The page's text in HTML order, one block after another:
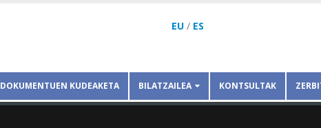
EU / ES
DOKUMENTUEN KUDEAKETA BILATZAILEA KONTSULTAK